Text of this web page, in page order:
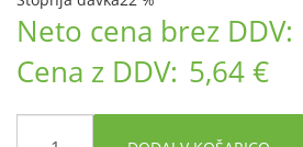
Neto cena brez DDV:
Cena z DDV: 5,64 €